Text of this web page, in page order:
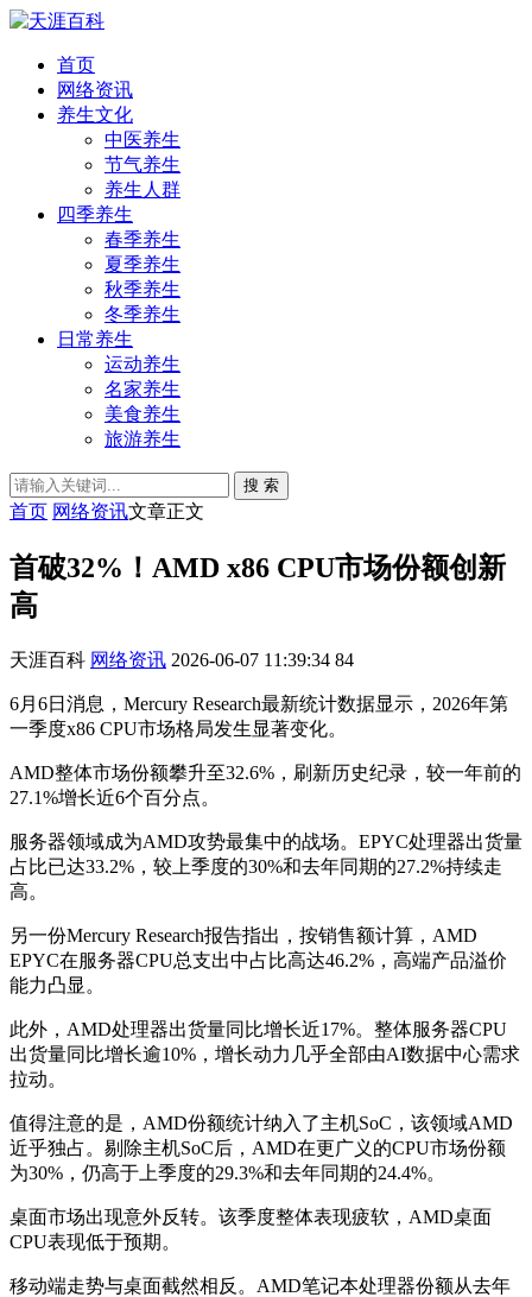
首页
网络资讯
养生文化
中医养生
节气养生
养生人群
四季养生
春季养生
夏季养生
秋季养生
冬季养生
日常养生
运动养生
名家养生
美食养生
旅游养生
搜 索
首页 网络资讯文章正文
首破32%！AMD x86 CPU市场份额创新
高
天涯百科 网络资讯 2026-06-07 11:39:34 84
6月6日消息，Mercury Research最新统计数据显示，2026年第
一季度x86 CPU市场格局发生显著变化。
AMD整体市场份额攀升至32.6%，刷新历史纪录，较一年前的
27.1%增长近6个百分点。
服务器领域成为AMD攻势最集中的战场。EPYC处理器出货量
占比已达33.2%，较上季度的30%和去年同期的27.2%持续走
高。
另一份Mercury Research报告指出，按销售额计算，AMD
EPYC在服务器CPU总支出中占比高达46.2%，高端产品溢价
能力凸显。
此外，AMD处理器出货量同比增长近17%。整体服务器CPU
出货量同比增长逾10%，增长动力几乎全部由AI数据中心需求
拉动。
值得注意的是，AMD份额统计纳入了主机SoC，该领域AMD
近乎独占。剔除主机SoC后，AMD在更广义的CPU市场份额
为30%，仍高于上季度的29.3%和去年同期的24.4%。
桌面市场出现意外反转。该季度整体表现疲软，AMD桌面
CPU表现低于预期。
移动端走势与桌面截然相反。AMD笔记本处理器份额从去年